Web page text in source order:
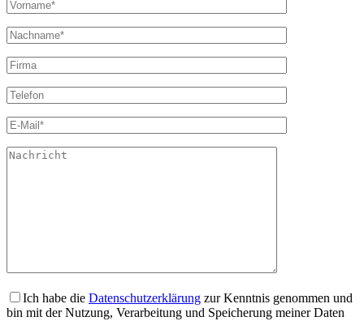
Ich habe die Datenschutzerklärung zur Kenntnis genommen und
bin mit der Nutzung, Verarbeitung und Speicherung meiner Daten